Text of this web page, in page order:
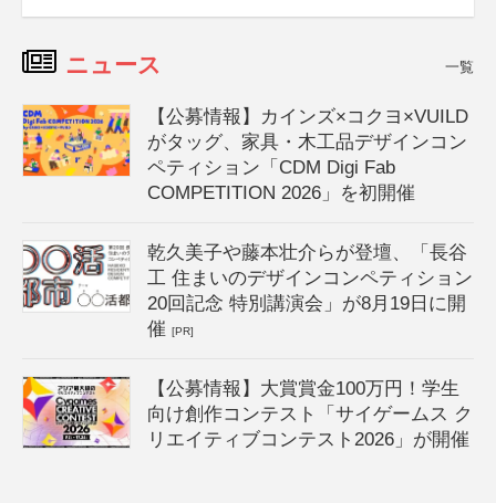
ニュース 一覧
【公募情報】カインズ×コクヨ×VUILD
がタッグ、家具・木工品デザインコン
ペティション「CDM Digi Fab
COMPETITION 2026」を初開催
乾久美子や藤本壮介らが登壇、「長谷
工 住まいのデザインコンペティション
20回記念 特別講演会」が8月19日に開
催[PR]
【公募情報】大賞賞金100万円！学生
向け創作コンテスト「サイゲームス ク
リエイティブコンテスト2026」が開催